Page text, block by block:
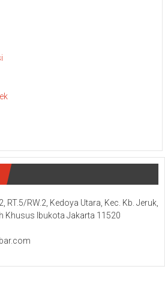
RT.5/RW.2, Kedoya Utara, Kec. Kb. Jeruk,
Khusus Ibukota Jakarta 11520